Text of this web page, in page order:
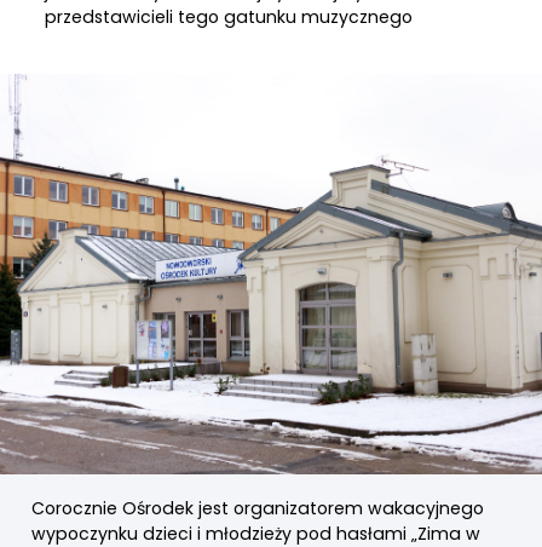
przedstawicieli tego gatunku muzycznego
Corocznie Ośrodek jest organizatorem wakacyjnego
wypoczynku dzieci i młodzieży pod hasłami „Zima w